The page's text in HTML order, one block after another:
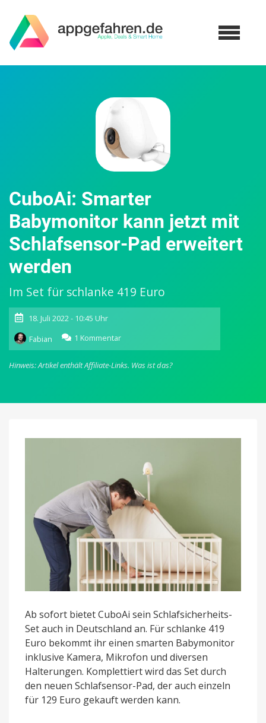
CuboAi: Smarter
Babymonitor kann jetzt mit
Schlafsensor-Pad erweitert
werden
Im Set für schlanke 419 Euro
18. Juli 2022 - 10:45 Uhr
Fabian
1 Kommentar
CuboAi:
Smarter
Babymonitor
mit
erweitert
Hinweis: Artikel enthält Affiliate-Links. Was ist das?
Ab sofort bietet CuboAi sein Schlafsicherheits-
Set auch in Deutschland an. Für schlanke 419
Euro bekommt ihr einen smarten Babymonitor
inklusive Kamera, Mikrofon und diversen
Halterungen. Komplettiert wird das Set durch
den neuen Schlafsensor-Pad, der auch einzeln
für 129 Euro gekauft werden kann.